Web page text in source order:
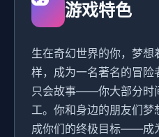
游戏特色
生在奇幻世界的你，梦
样，成为一名著名的冒
只会故事——你大部分时
工。你和身边的朋友们梦
成你们的终极目标——成